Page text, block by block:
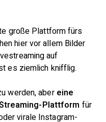
große Plattform fürs
hier vor allem Bilder
auf
es ziemlich knifflig.
werden, aber eine
Plattform für
virale Instagram-